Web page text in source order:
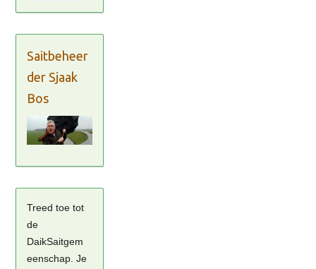
Saitbeheer
der Sjaak
Bos
Treed toe tot
de
DaikSaitgem
eenschap. Je